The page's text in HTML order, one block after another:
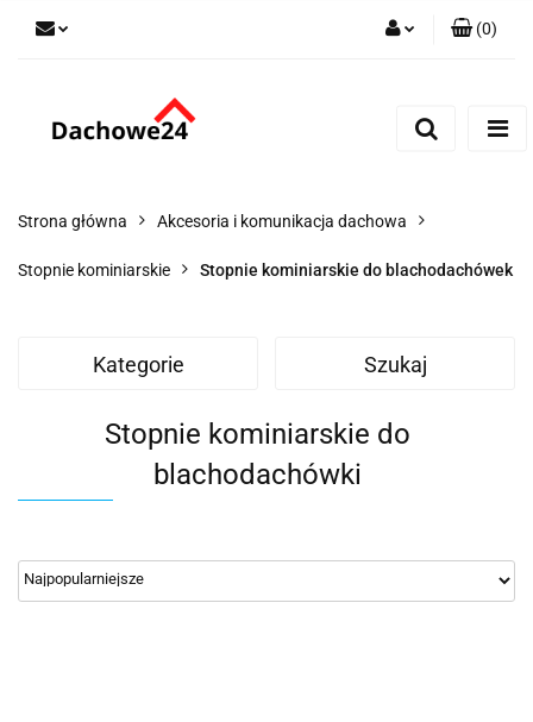
(0)
Strona główna Akcesoria i komunikacja dachowa
Stopnie kominiarskie Stopnie kominiarskie do blachodachówek
Kategorie Szukaj
Stopnie kominiarskie do
blachodachówki